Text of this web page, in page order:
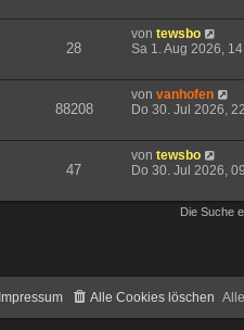
28
von tewsbo
Sa 1. Aug 2026,
88208
von vanhofen
Do 30. Jul 2026,
47
von tewsbo
Do 30. Jul 2026,
Die Suche
Alle Cookies löschen
Impressum